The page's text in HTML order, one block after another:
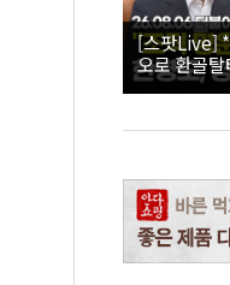
[스팟Live]
오로 환골
신 촉구한